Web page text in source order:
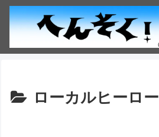
ローカルヒーロー